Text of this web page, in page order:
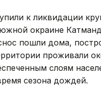
к ликвидации
окраине
пошли дома,
проживали
слоям
сезона дождей.